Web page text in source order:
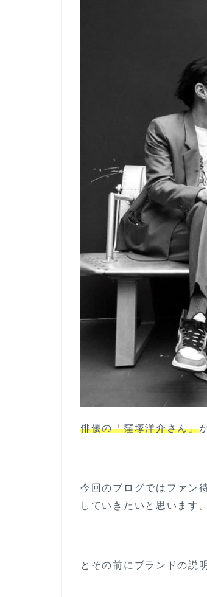
俳優の「窪塚洋介さん」
今回のブログではファン
していきたいと思います。
とその前にブランドの説